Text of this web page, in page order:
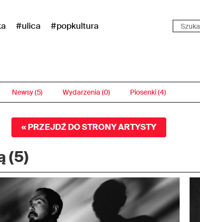
#ulica
#popkultura
Newsy (5) Wydarzenia (0) Piosenki (4)
« PRZEJDŹ DO STRONY ARTYSTY
(5)